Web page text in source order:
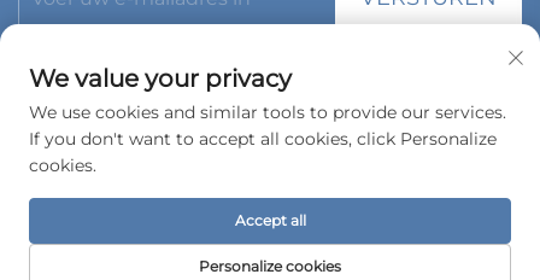
Copyright © 2026 Bomeda International Trading (Suzhou) Co.,
Privacybeleid
We value your privacy
We use cookies and similar tools to provide our services.
If you don't want to accept all cookies, click Personalize
cookies.
Personalize cookies
Accept all